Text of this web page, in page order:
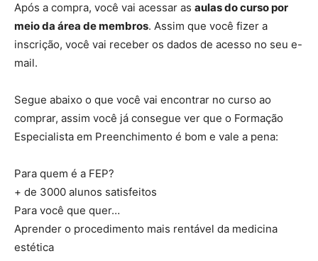
Após a compra, você vai acessar as aulas do curso por
meio da área de membros. Assim que você fizer a
inscrição, você vai receber os dados de acesso no seu e-
mail.
Segue abaixo o que você vai encontrar no curso ao
comprar, assim você já consegue ver que o Formação
Especialista em Preenchimento é bom e vale a pena:
Para quem é a FEP?
+ de 3000 alunos satisfeitos
Para você que quer…
Aprender o procedimento mais rentável da medicina
estética